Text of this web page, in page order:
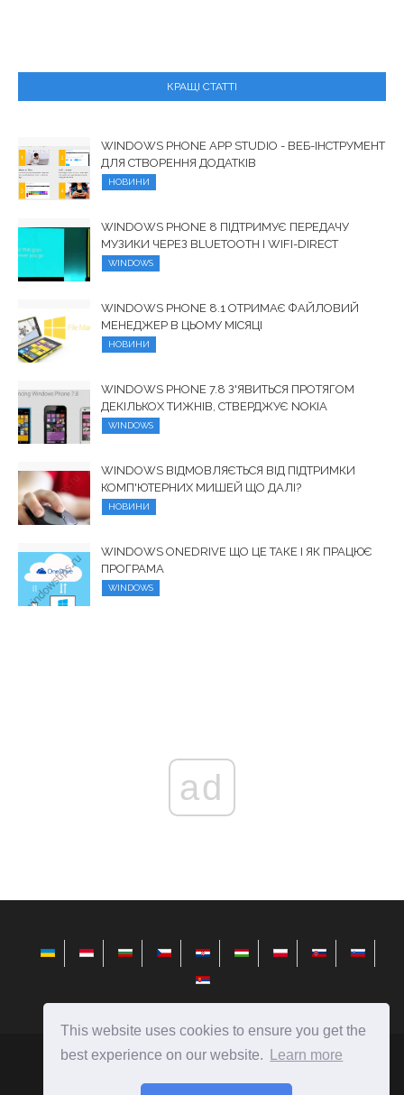
This website uses cookies to ensure you get the
best experience on our website.
Learn more
КРАЩІ СТАТТІ
WINDOWS PHONE APP STUDIO - ВЕБ-ІНСТРУМЕНТ
ДЛЯ СТВОРЕННЯ ДОДАТКІВ
НОВИНИ
WINDOWS PHONE 8 ПІДТРИМУЄ ПЕРЕДАЧУ
МУЗИКИ ЧЕРЕЗ BLUETOOTH І WIFI-DIRECT
WINDOWS
WINDOWS PHONE 8.1 ОТРИМАЄ ФАЙЛОВИЙ
МЕНЕДЖЕР В ЦЬОМУ МІСЯЦІ
НОВИНИ
WINDOWS PHONE 7.8 З'ЯВИТЬСЯ ПРОТЯГОМ
ДЕКІЛЬКОХ ТИЖНІВ, СТВЕРДЖУЄ NOKIA
WINDOWS
WINDOWS ВІДМОВЛЯЄТЬСЯ ВІД ПІДТРИМКИ
КОМП'ЮТЕРНИХ МИШЕЙ ЩО ДАЛІ?
НОВИНИ
WINDOWS ONEDRIVE ЩО ЦЕ ТАКЕ І ЯК ПРАЦЮЄ
ПРОГРАМА
WINDOWS
ad
telusuri.info Ⓒ2026